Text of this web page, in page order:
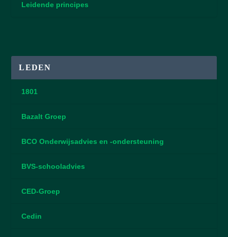
Leidende principes
LEDEN
1801
Bazalt Groep
BCO Onderwijsadvies en -ondersteuning
BVS-schooladvies
CED-Groep
Cedin